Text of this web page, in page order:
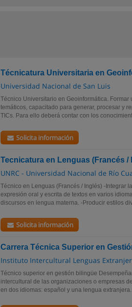
Técnicatura Universitaria en
Universidad Nacional de San Luis
Técnico Universitario en Geoinformática.
temáticos, capacitado para generar, procesar y
TICs. Para ello deberá contar con los
Solicita información
Tecnicatura en Lenguas (Francés /
UNRC - Universidad Nacional de Río
Técnico en Lenguas (Francés / Inglés) -Integrar
expresión oral y escrita de textos en varios
discursos en lengua materna. -Producir estilos
Solicita información
Carrera Técnica Superior en
Instituto Intercultural Lenguas
Técnico superior en gestión bilingüe
intercultural de las organizaciones o empresas
en dos idiomas: español y una lengua